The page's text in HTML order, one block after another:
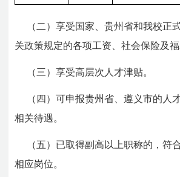
（二）享受国家、贵州省和我校正
关政策规定的各项工资、社会保险及福
（三）享受高层次人才津贴。
（四）可申报贵州省、遵义市的人
相关待遇。
（五）已取得副高以上职称的，符
相应岗位。